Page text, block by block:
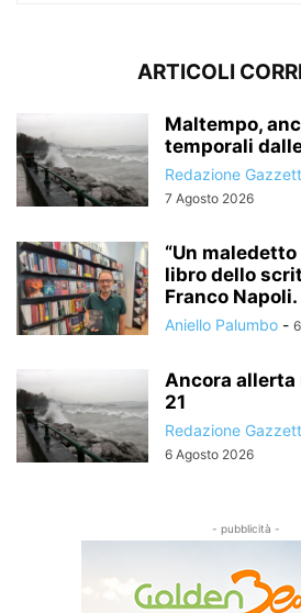
ARTICOLI
Maltempo,
temporali
Redazione
7 Agosto 2026
“Un
libro dello
Franco Napoli.
Aniello Palumbo -
Ancora allerta
21
Redazione
6 Agosto 2026
- pubblicità -